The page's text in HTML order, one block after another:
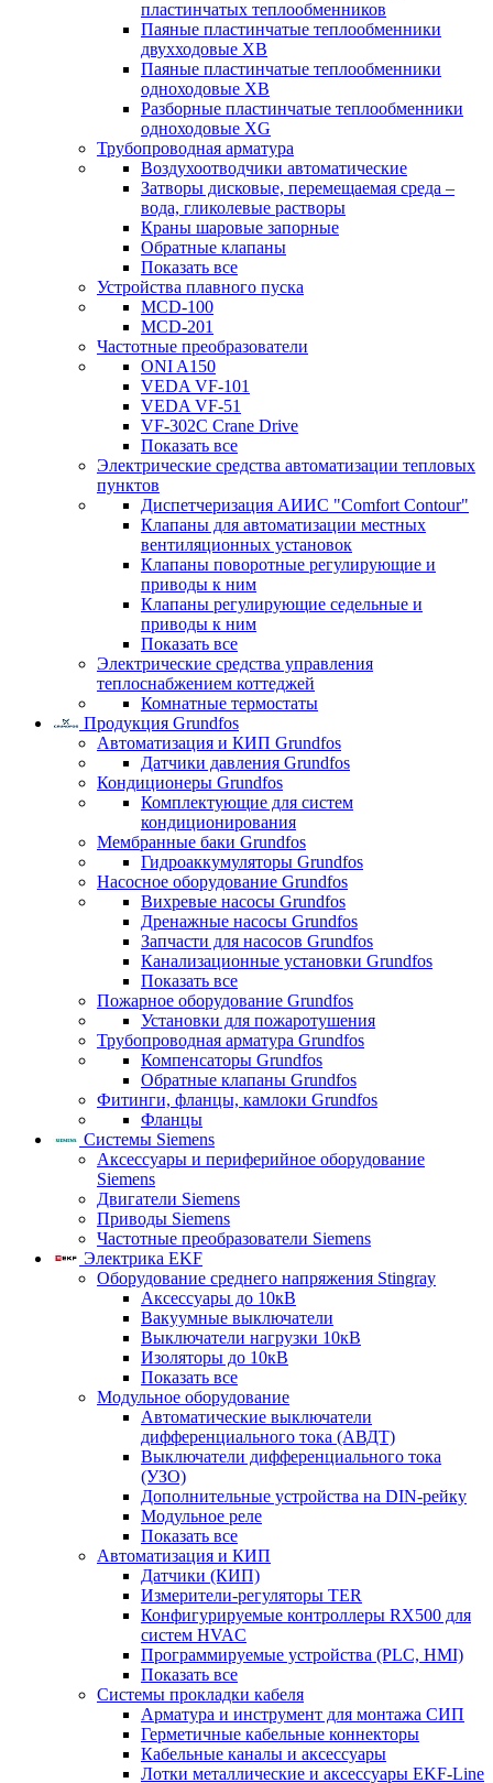
пластинчатых теплообменников
Паяные пластинчатые теплообменники
двухходовые XB
Паяные пластинчатые теплообменники
одноходовые ХВ
Разборные пластинчатые теплообменники
одноходовые ХG
Трубопроводная арматура
Воздухоотводчики автоматические
Затворы дисковые, перемещаемая среда –
вода, гликолевые растворы
Краны шаровые запорные
Обратные клапаны
Показать все
Устройства плавного пуска
MCD-100
MCD-201
Частотные преобразователи
ONI A150
VEDA VF-101
VEDA VF-51
VF-302C Crane Drive
Показать все
Электрические средства автоматизации тепловых
пунктов
Диспетчеризация АИИС "Comfort Contour"
Клапаны для автоматизации местных
вентиляционных установок
Клапаны поворотные регулирующие и
приводы к ним
Клапаны регулирующие седельные и
приводы к ним
Показать все
Электрические средства управления
теплоснабжением коттеджей
Комнатные термостаты
Продукция Grundfos
Автоматизация и КИП Grundfos
Датчики давления Grundfos
Кондиционеры Grundfos
Комплектующие для систем
кондиционирования
Мембранные баки Grundfos
Гидроаккумуляторы Grundfos
Насосное оборудование Grundfos
Вихревые насосы Grundfos
Дренажные насосы Grundfos
Запчасти для насосов Grundfos
Канализационные установки Grundfos
Показать все
Пожарное оборудование Grundfos
Установки для пожаротушения
Трубопроводная арматура Grundfos
Компенсаторы Grundfos
Обратные клапаны Grundfos
Фитинги, фланцы, камлоки Grundfos
Фланцы
Системы Siemens
Аксессуары и периферийное оборудование
Siemens
Двигатели Siemens
Приводы Siemens
Частотные преобразователи Siemens
Электрика EKF
Оборудование среднего напряжения Stingray
Аксессуары до 10кВ
Вакуумные выключатели
Выключатели нагрузки 10кВ
Изоляторы до 10кВ
Показать все
Модульное оборудование
Автоматические выключатели
дифференциального тока (АВДТ)
Выключатели дифференциального тока
(УЗО)
Дополнительные устройства на DIN-рейку
Модульное реле
Показать все
Автоматизация и КИП
Датчики (КИП)
Измерители-регуляторы TER
Конфигурируемые контроллеры RX500 для
систем HVAC
Программируемые устройства (PLC, HMI)
Показать все
Системы прокладки кабеля
Арматура и инструмент для монтажа СИП
Герметичные кабельные коннекторы
Кабельные каналы и аксессуары
Лотки металлические и аксессуары EKF-Line